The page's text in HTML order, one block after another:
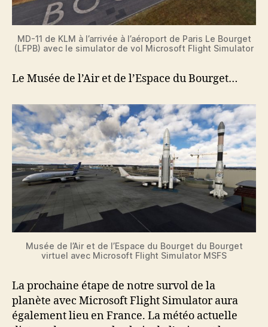
MD-11 de KLM à l’arrivée à l’aéroport de Paris Le Bourget
(LFPB) avec le simulator de vol Microsoft Flight Simulator
Le Musée de l’Air et de l’Espace du Bourget…
Musée de l’Air et de l’Espace du Bourget du Bourget
virtuel avec Microsoft Flight Simulator MSFS
La prochaine étape de notre survol de la
planète avec Microsoft Flight Simulator aura
également lieu en France. La météo actuelle